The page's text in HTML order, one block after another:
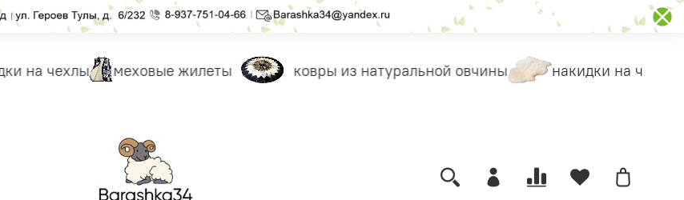
на чехлы меховые жилеты ковры из натуральной овчины накидки на чехлы